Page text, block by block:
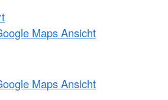
Maps Ansicht
Maps Ansicht